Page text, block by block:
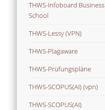
THWS-Infoboard Business
School
THWS-Lessy (VPN)
THWS-Plagaware
THWS-Prüfungspläne
THWS-SCOPUS(AI) (vpn)
THWS-SCOPUS(AI)